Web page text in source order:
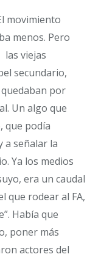
movimiento
menos. Pero
las viejas
secundario,
por
Un algo que
que podía
a señalar la
io. Ya los medios
era un caudal
que rodear al FA,
Había que
poner más
actores del